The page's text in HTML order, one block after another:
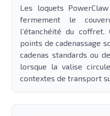
Les loquets
fermement le
l’étanchéité du
points de cadenassage
cadenas standards ou
lorsque la valise
contextes de transport